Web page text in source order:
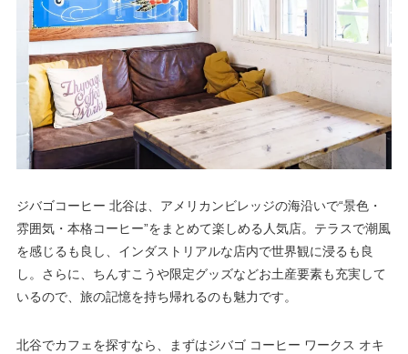
ジバゴコーヒー 北谷は、アメリカンビレッジの海沿いで“景色・
雰囲気・本格コーヒー”をまとめて楽しめる人気店。テラスで潮風
を感じるも良し、インダストリアルな店内で世界観に浸るも良
し。さらに、ちんすこうや限定グッズなどお土産要素も充実して
いるので、旅の記憶を持ち帰れるのも魅力です。
北谷でカフェを探すなら、まずはジバゴ コーヒー ワークス オキ